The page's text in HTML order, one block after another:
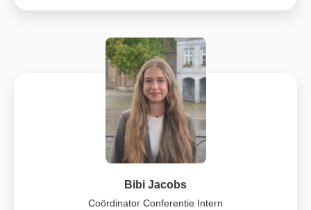
Bibi Jacobs
Coördinator Conferentie Intern